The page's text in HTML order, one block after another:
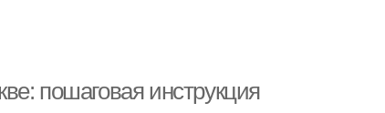
пошаговая инструкция